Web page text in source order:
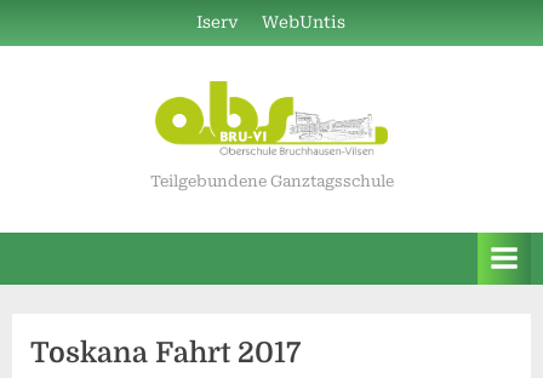
to
Iserv WebUntis
Teilgebundene Ganztagsschule
Toskana Fahrt 2017